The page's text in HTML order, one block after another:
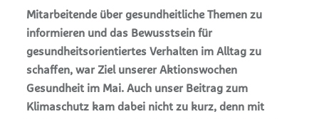
Mitarbeitende über gesundheitliche Themen zu
informieren und das Bewusstsein für
gesundheitsorientiertes Verhalten im Alltag zu
schaffen, war Ziel unserer Aktionswochen
Gesundheit im Mai. Auch unser Beitrag zum
Klimaschutz kam dabei nicht zu kurz, denn mit